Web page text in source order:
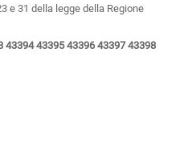
e 31 della legge della Regione
43394 43395 43396 43397 43398